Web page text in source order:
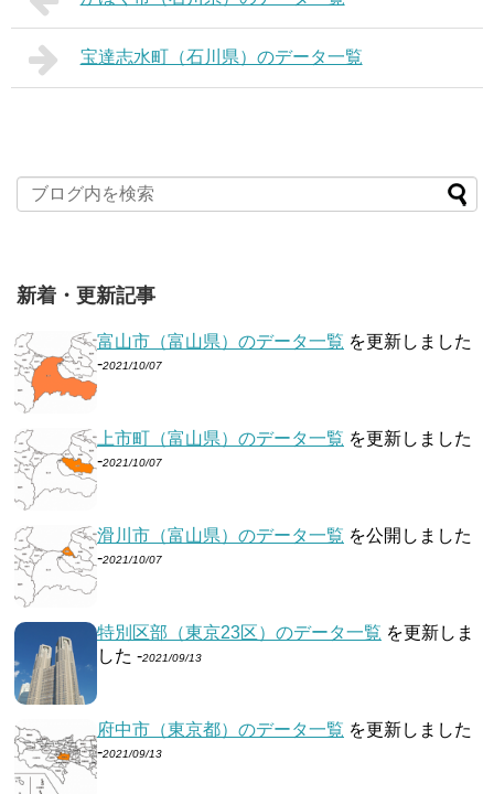
宝達志水町（石川県）のデータ一覧
新着・更新記事
富山市（富山県）のデータ一覧 を更新しました
-2021/10/07
上市町（富山県）のデータ一覧 を更新しました
-2021/10/07
滑川市（富山県）のデータ一覧 を公開しました
-2021/10/07
特別区部（東京23区）のデータ一覧 を更新しま
した -2021/09/13
府中市（東京都）のデータ一覧 を更新しました
-2021/09/13